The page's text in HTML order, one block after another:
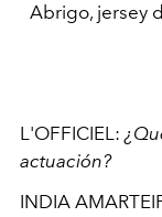
Abrigo, jersey
L'OFFICIEL:
actuación?
INDIA